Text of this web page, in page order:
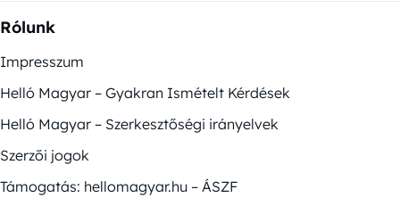
Rólunk
Impresszum
Helló Magyar – Gyakran Ismételt Kérdések
Helló Magyar – Szerkesztőségi irányelvek
Szerzői jogok
Támogatás: hellomagyar.hu – ÁSZF